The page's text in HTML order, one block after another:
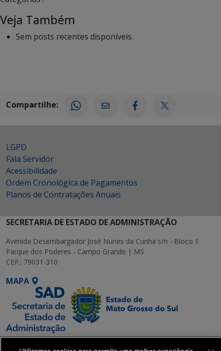
Veja Também
Sem posts recentes disponíveis.
Compartilhe:
LGPD
Fala Servidor
Acessibilidade
Ordem Cronológica de Pagamentos
Planos de Contratações Anuais
SECRETARIA DE ESTADO DE ADMINISTRAÇÃO
Avenida Desembargador José Nunes da Cunha s/n - Bloco 1
Parque dos Poderes - Campo Grande | MS
CEP.: 79031-310
MAPA